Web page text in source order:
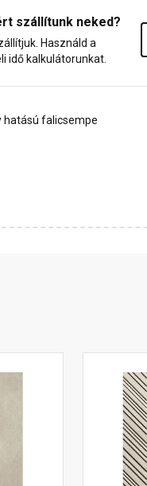
szállítunk neked?
Használd a
idő kalkulátorunkat.
hatású falicsempe